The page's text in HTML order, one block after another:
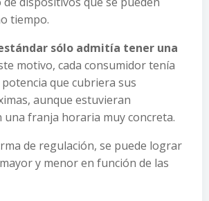
tiempo.
sólo admitía tener una
motivo, cada consumidor tenía
que cubriera sus
aunque estuvieran
una franja horaria muy concreta.
de regulación, se puede lograr
y menor en función de las